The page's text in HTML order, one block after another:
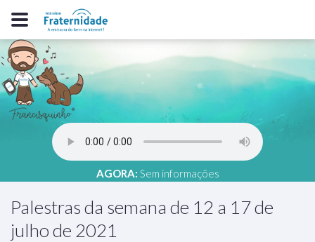
AGORA: Sem informações
Palestras da semana de 12 a 17 de
julho de 2021